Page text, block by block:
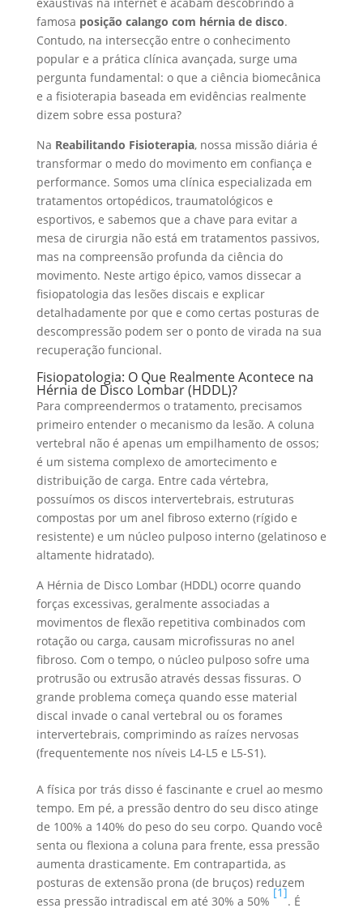
famosa posição calango com hérnia de disco.
Contudo, na intersecção entre o conhecimento
popular e a prática clínica avançada, surge uma
pergunta fundamental: o que a ciência biomecânica
e a fisioterapia baseada em evidências realmente
dizem sobre essa postura?
Na Reabilitando Fisioterapia, nossa missão diária é
transformar o medo do movimento em confiança e
performance. Somos uma clínica especializada em
tratamentos ortopédicos, traumatológicos e
esportivos, e sabemos que a chave para evitar a
mesa de cirurgia não está em tratamentos passivos,
mas na compreensão profunda da ciência do
movimento. Neste artigo épico, vamos dissecar a
fisiopatologia das lesões discais e explicar
detalhadamente por que e como certas posturas de
descompressão podem ser o ponto de virada na sua
recuperação funcional.
Fisiopatologia: O Que Realmente Acontece na
Hérnia de Disco Lombar (HDDL)?
Para compreendermos o tratamento, precisamos
primeiro entender o mecanismo da lesão. A coluna
vertebral não é apenas um empilhamento de ossos;
é um sistema complexo de amortecimento e
distribuição de carga. Entre cada vértebra,
possuímos os discos intervertebrais, estruturas
compostas por um anel fibroso externo (rígido e
resistente) e um núcleo pulposo interno (gelatinoso e
altamente hidratado).
A Hérnia de Disco Lombar (HDDL) ocorre quando
forças excessivas, geralmente associadas a
movimentos de flexão repetitiva combinados com
rotação ou carga, causam microfissuras no anel
fibroso. Com o tempo, o núcleo pulposo sofre uma
protrusão ou extrusão através dessas fissuras. O
grande problema começa quando esse material
discal invade o canal vertebral ou os forames
intervertebrais, comprimindo as raízes nervosas
(frequentemente nos níveis L4-L5 e L5-S1).
A física por trás disso é fascinante e cruel ao mesmo
tempo. Em pé, a pressão dentro do seu disco atinge
de 100% a 140% do peso do seu corpo. Quando você
senta ou flexiona a coluna para frente, essa pressão
aumenta drasticamente. Em contrapartida, as
posturas de extensão prona (de bruços) reduzem
essa pressão intradiscal em até 30% a 50%
[1]
. É